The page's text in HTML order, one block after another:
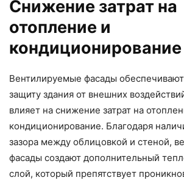
Снижение затрат на
отопление и
кондиционирование
Вентилируемые фасады
защиту здания от внешних
влияет на снижение затрат на
кондиционирование. Благодаря
зазора между облицовкой и стеной,
фасады создают дополнительный
слой, который препятствует